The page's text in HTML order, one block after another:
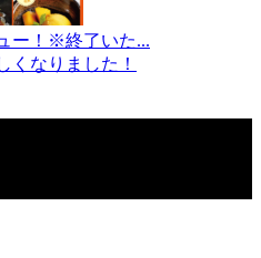
ー！※終了いた...
くなりました！